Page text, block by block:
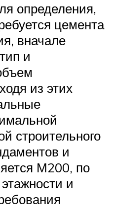
определения,
цемента
вначале
и
из этих
строительного
и
М200, по
и